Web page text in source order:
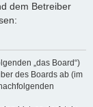
dem Betreiber
„das Board“)
des Boards ab (im